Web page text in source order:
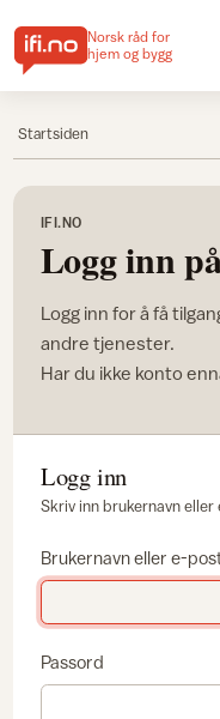
Norsk råd for
hjem og bygg
Startsiden
IFI.NO
Logg inn
Logg inn for å få
andre tjenester.
Har du ikke konto
Logg inn
Skriv inn brukernavn
Brukernavn eller e-
Passord